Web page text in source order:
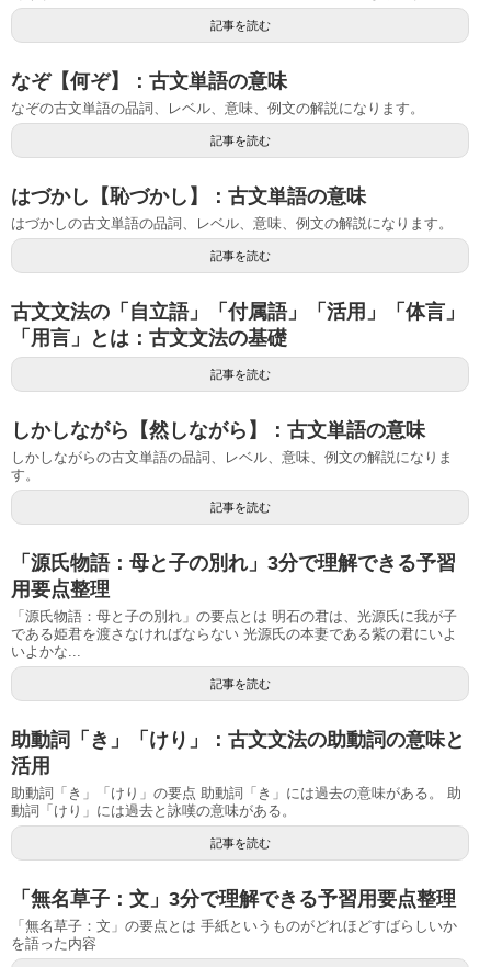
記事を読む
なぞ【何ぞ】：古文単語の意味
なぞの古文単語の品詞、レベル、意味、例文の解説になります。
記事を読む
はづかし【恥づかし】：古文単語の意味
はづかしの古文単語の品詞、レベル、意味、例文の解説になります。
記事を読む
古文文法の「自立語」「付属語」「活用」「体言」
「用言」とは：古文文法の基礎
記事を読む
しかしながら【然しながら】：古文単語の意味
しかしながらの古文単語の品詞、レベル、意味、例文の解説になりま
す。
記事を読む
「源氏物語：母と子の別れ」3分で理解できる予習
用要点整理
「源氏物語：母と子の別れ」の要点とは 明石の君は、光源氏に我が子
である姫君を渡さなければならない 光源氏の本妻である紫の君にいよ
いよかな...
記事を読む
助動詞「き」「けり」：古文文法の助動詞の意味と
活用
助動詞「き」「けり」の要点 助動詞「き」には過去の意味がある。 助
動詞「けり」には過去と詠嘆の意味がある。
記事を読む
「無名草子：文」3分で理解できる予習用要点整理
「無名草子：文」の要点とは 手紙というものがどれほどすばらしいか
を語った内容